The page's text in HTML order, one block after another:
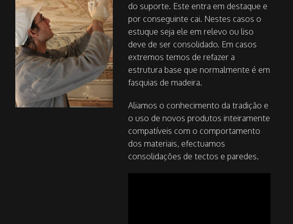
do suporte. Este entra em destaque e
por conseguinte cai. Nestes casos o
estuque seja ele em relevo ou liso
deve de ser consolidado. Em casos
extremos temos de refazer a
estrutura base que normalmente é em
fasquias de madeira.
Aliamos o conhecimento da tradição e
o uso de novos produtos inteiramente
compatíveis com o comportamento
dos materiais, efectuamos
consolidações de tectos e paredes.